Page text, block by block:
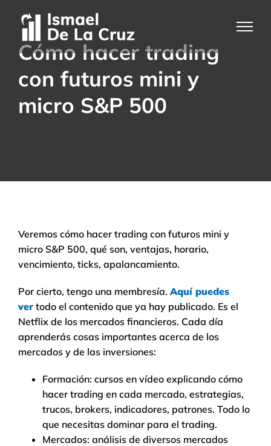
Cómo hacer trading
con futuros mini y
micro S&P 500
Veremos cómo hacer trading con futuros mini y
micro S&P 500, qué son, ventajas, horario,
vencimiento, ticks, apalancamiento.
Por cierto, tengo una membresía.Aquí puedes
ver todo el contenido que ya hay publicado. Es el
Netflix de los mercados financieros. Cada día
aprenderás cosas importantes acerca de los
mercados y de las inversiones:
Formación: cursos en vídeo explicando cómo
hacer trading en cada mercado, estrategias,
trucos, brokers, indicadores, patrones. Todo lo
que necesitas dominar para el trading.
Mercados: análisis de diversos mercados